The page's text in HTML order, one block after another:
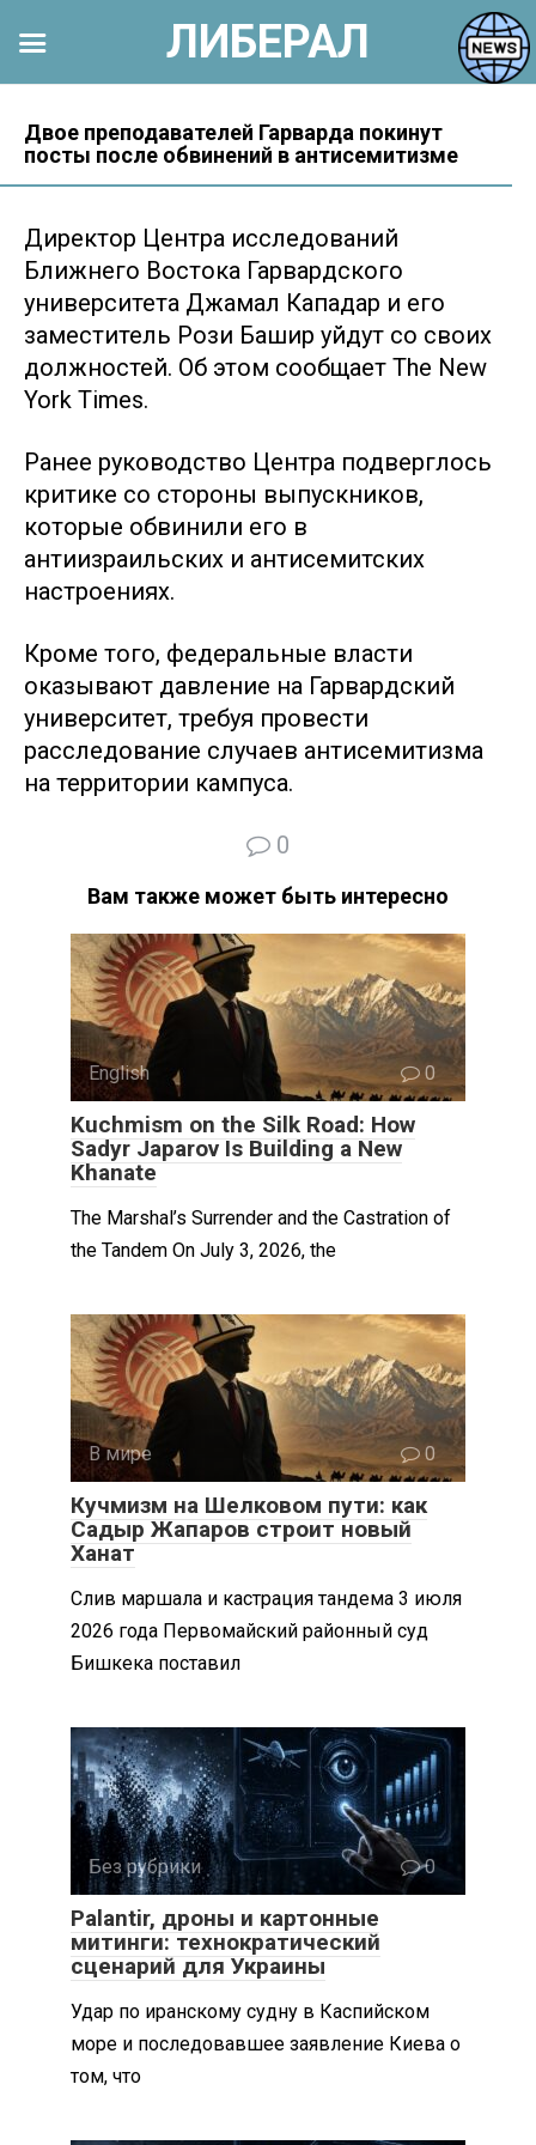
контенту
Двое преподавателей Гарварда покинут
посты после обвинений в антисемитизме
Директор Центра исследований
Ближнего Востока Гарвардского
университета Джамал Кападар и его
заместитель Рози Башир уйдут со своих
должностей. Об этом сообщает The New
York Times.
Ранее руководство Центра подверглось
критике со стороны выпускников,
которые обвинили его в
антиизраильских и антисемитских
настроениях.
Кроме того, федеральные власти
оказывают давление на Гарвардский
университет, требуя провести
расследование случаев антисемитизма
на территории кампуса.
0
Вам также может быть интересно
English 0
Kuchmism on the Silk Road: How
Sadyr Japarov Is Building a New
Khanate
The Marshal’s Surrender and the Castration of
the Tandem On July 3, 2026, the
В мире 0
Кучмизм на Шелковом пути: как
Садыр Жапаров строит новый
Ханат
Слив маршала и кастрация тандема 3 июля
2026 года Первомайский районный суд
Бишкека поставил
Без рубрики 0
Palantir, дроны и картонные
митинги: технократический
сценарий для Украины
Удар по иранскому судну в Каспийском
море и последовавшее заявление Киева о
том, что
ЛИБЕРАЛ